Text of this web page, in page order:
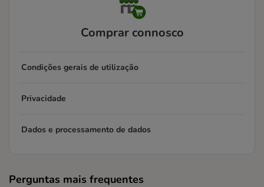
Comprar connosco
Condições gerais de utilização
Privacidade
Dados e processamento de dados
Perguntas mais frequentes